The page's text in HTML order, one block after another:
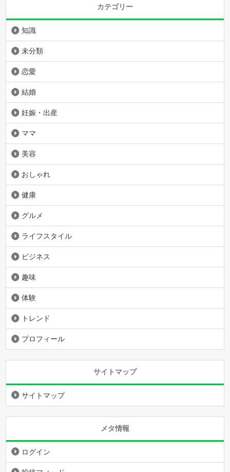
カテゴリー
知識
未分類
恋愛
結婚
妊娠・出産
ママ
美容
おしゃれ
健康
グルメ
ライフスタイル
ビジネス
趣味
体験
トレンド
プロフィール
サイトマップ
サイトマップ
メタ情報
ログイン